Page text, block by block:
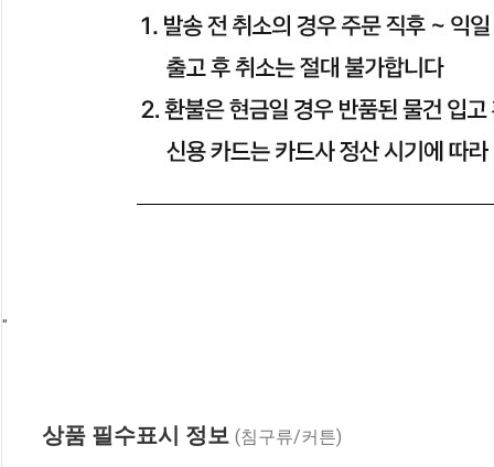
"
상품 필수표시 정보 (침구류/커튼)